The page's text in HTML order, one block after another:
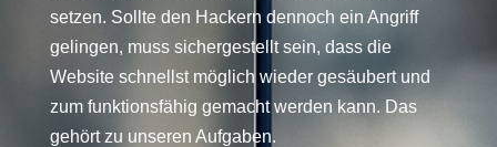
setzen. Sollte den Hackern dennoch ein Angriff
gelingen, muss sichergestellt sein, dass die
Website schnellst möglich wieder gesäubert und
zum funktionsfähig gemacht werden kann. Das
gehört zu unseren Aufgaben.